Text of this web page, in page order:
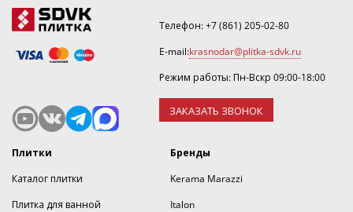
Телефон:+7 (861) 205-02-80
E-mail:krasnodar@plitka-sdvk.ru
Режим работы: Пн-Вскр 09:00-18:00
ЗАКАЗАТЬ ЗВОНОК
Плитки
Каталог плитки
Плитка для ванной
Бренды
Kerama Marazzi
Italon